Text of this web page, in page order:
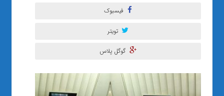
فیسبوک
تویتر
گوگل پلاس